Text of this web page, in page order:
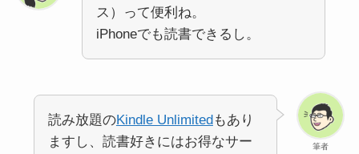
ス）って便利ね。
iPhoneでも読書できるし。
筆者
読み放題のKindle Unlimitedもあり
ますし、読書好きにはお得なサー